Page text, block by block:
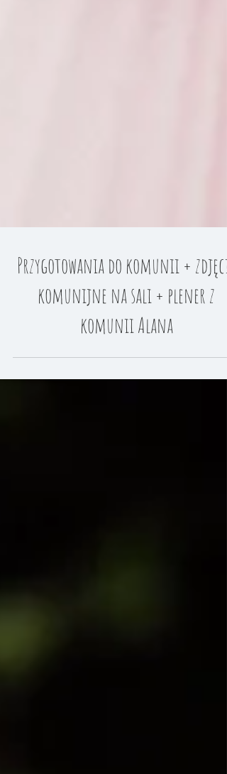
Przygotowania do komunii + zdjęcia
komunijne na sali + plener z
komunii Alana